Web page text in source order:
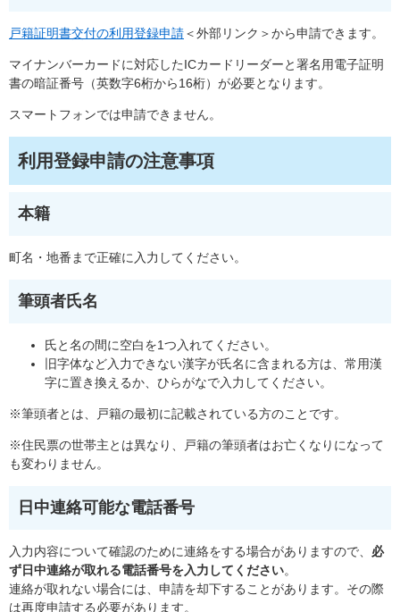
戸籍証明書交付の利用登録申請＜外部リンク＞から申請できます。
マイナンバーカードに対応したICカードリーダーと署名用電子証明
書の暗証番号（英数字6桁から16桁）が必要となります。
スマートフォンでは申請できません。
利用登録申請の注意事項
本籍
町名・地番まで正確に入力してください。
筆頭者氏名
氏と名の間に空白を1つ入れてください。
旧字体など入力できない漢字が氏名に含まれる方は、常用漢
字に置き換えるか、ひらがなで入力してください。
※筆頭者とは、戸籍の最初に記載されている方のことです。
※住民票の世帯主とは異なり、戸籍の筆頭者はお亡くなりになって
も変わりません。
日中連絡可能な電話番号
入力内容について確認のために連絡をする場合がありますので、 必
ず日中連絡が取れる電話番号を入力してください。
連絡が取れない場合には、申請を却下することがあります。その際
は再度申請する必要があります。